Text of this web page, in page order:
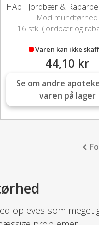
Mod mundtørhed
16 stk. (jordbær og
Varen kan ikke
44,10 kr
Se om andre
varen på lager
opleves som meget